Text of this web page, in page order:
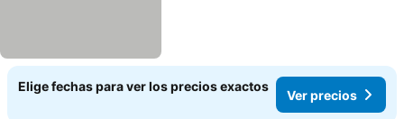
Elige fechas para ver los precios exactos
Ver precios